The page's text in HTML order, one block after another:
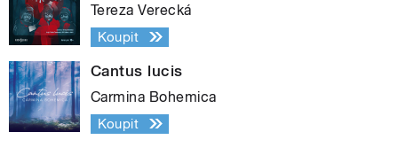
Tereza Verecká
Koupit
Cantus lucis
Carmina Bohemica
Koupit